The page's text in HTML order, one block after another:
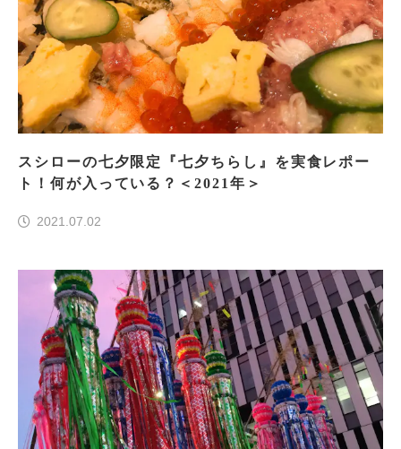
スシローの七夕限定『七夕ちらし』を実食レポー
ト！何が入っている？＜2021年＞
2021.07.02